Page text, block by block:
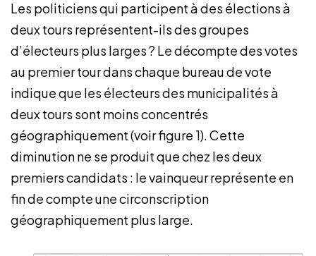
Les politiciens qui participent à des élections à
deux tours représentent-ils des groupes
d’électeurs plus larges ? Le décompte des votes
au premier tour dans chaque bureau de vote
indique que les électeurs des municipalités à
deux tours sont moins concentrés
géographiquement (voir figure 1). Cette
diminution ne se produit que chez les deux
premiers candidats : le vainqueur représente en
fin de compte une circonscription
géographiquement plus large.